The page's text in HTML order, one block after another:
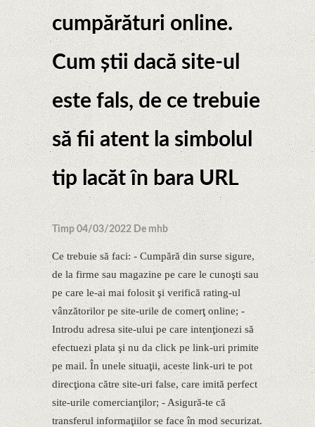
cumpărături online.
Cum ştii dacă site-ul
este fals, de ce trebuie
să fii atent la simbolul
tip lacăt în bara URL
Timp 04/03/2022 De mhb
Ce trebuie să faci: - Cumpără din surse sigure,
de la firme sau magazine pe care le cunoşti sau
pe care le-ai mai folosit şi verifică rating-ul
vânzătorilor pe site-urile de comerţ online; -
Introdu adresa site-ului pe care intenţionezi să
efectuezi plata şi nu da click pe link-uri primite
pe mail. În unele situaţii, aceste link-uri te pot
direcţiona către site-uri false, care imită perfect
site-urile comercianţilor; - Asigură-te că
transferul informaţiilor se face în mod securizat.